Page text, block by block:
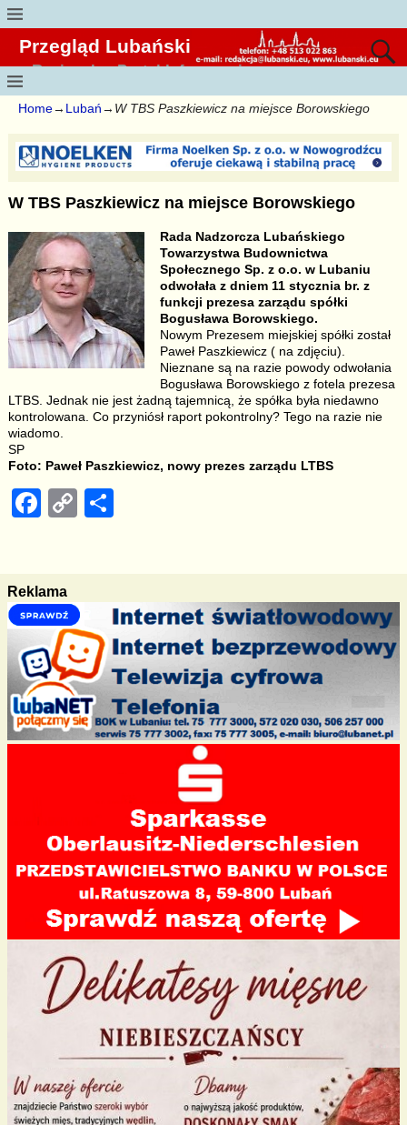
Przegląd Lubański
Regionalny Portal Informacyjny
Home→ Lubań→ W TBS Paszkiewicz na miejsce Borowskiego
W TBS Paszkiewicz na miejsce Borowskiego
Rada Nadzorcza Lubańskiego
Towarzystwa Budownictwa
Społecznego Sp. z o.o. w Lubaniu
odwołała z dniem 11 stycznia br. z
funkcji prezesa zarządu spółki
Bogusława Borowskiego.
Nowym Prezesem miejskiej spółki został
Paweł Paszkiewicz ( na zdjęciu).
Nieznane są na razie powody odwołania
Bogusława Borowskiego z fotela prezesa
LTBS. Jednak nie jest żadną tajemnicą, że spółka była niedawno
kontrolowana. Co przyniósł raport pokontrolny? Tego na razie nie
wiadomo.
SP
Foto: Paweł Paszkiewicz, nowy prezes zarządu LTBS
F
e
b
o
o
k
C
Li
n
k
Reklama